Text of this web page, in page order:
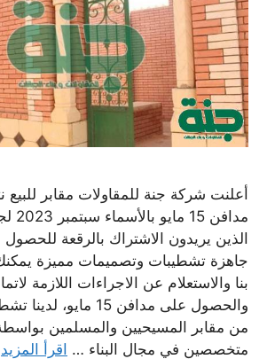
أعلنت شركة جنة للمقاولات مقابر للبيع
الذين يريدون الاشتراك بالرقعة
جاهزة تشطيبات وتصميمات مميزة يمكنك
بنا والاستعلام عن الاجراءات اللازمة
والحصول على مدافن 15
من مقابر المسيحيين والمسلمين
متخصصين في مجال البناء … اقرأ المزيد